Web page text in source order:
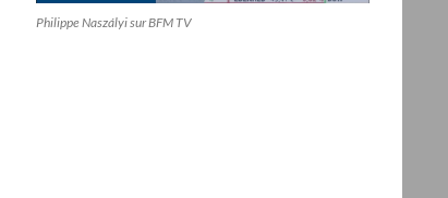
Philippe Naszályi sur BFM TV